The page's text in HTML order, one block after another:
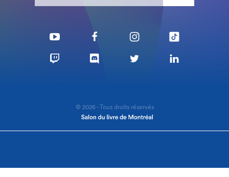
© 2026 - Tous droits réservés